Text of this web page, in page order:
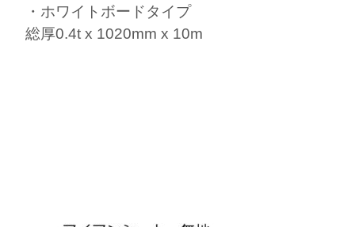
・ホワイトボードタイプ
総厚0.4t x 1020mm x 10m